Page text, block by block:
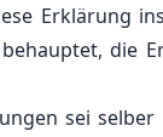
Erklärung
die
sei